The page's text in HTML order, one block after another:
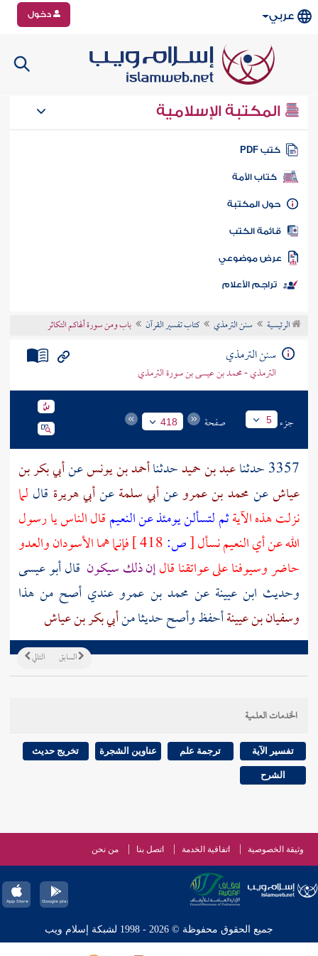
عربي دخول
المكتبة الإسلامية
كتب PDF
كتاب الأمة
المكتبة
الكتب
موضوعي
تراجم الأعلام
الرئيسية سنن الترمذي كتاب تفسير القرآن باب ومن سورة ألهاكم التكاثر
سنن الترمذي
الترمذي - محمد بن عيسى بن سورة الترمذي
جزء 5 صفحة 418
3357 حدثنا عبد بن حميدحدثناأحمد بن يونسعنأبي بكر بن
عياشعنمحمد بن عمروعنأبي سلمةعنأبي هريرة قال لما
نزلت هذه الآيةثم لتسألن يومئذ عن النعيمقال الناس يا رسول
الله عن أي النعيم نسأل[ص:
فإنما هما الأسودان والعدو
حاضر وسيوفنا على عواتقنا قالإن ذلك سيكون قال أبو عيسى
وحديث ابن عيينةعن محمد بن عمرو عندي أصح من هذا
وسفيان بن عيينةأحفظ وأصح حديثا منأبي بكر بن عياش
التالي السابق
الخدمات العلمية
تفسير الآية ترجمة علم عناوين الشجرة تخريج حديث
الشرح
وثيقة الخصوصية اتفاقية الخدمة اتصل بنا من نحن
جميع الحقوق محفوظة © 2026 - 1998 لشبكة إسلام ويب